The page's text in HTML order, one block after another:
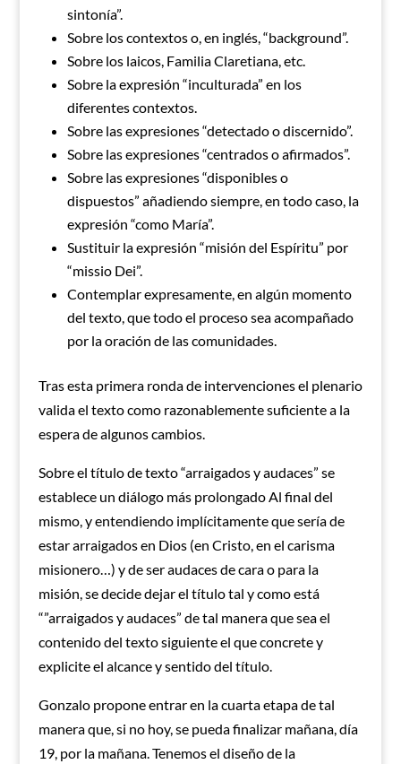
sintonía”.
Sobre los contextos o, en inglés, “background”.
Sobre los laicos, Familia Claretiana, etc.
Sobre la expresión “inculturada” en los
diferentes contextos.
Sobre las expresiones “detectado o discernido”.
Sobre las expresiones “centrados o afirmados”.
Sobre las expresiones “disponibles o
dispuestos” añadiendo siempre, en todo caso, la
expresión “como María”.
Sustituir la expresión “misión del Espíritu” por
“missio Dei”.
Contemplar expresamente, en algún momento
del texto, que todo el proceso sea acompañado
por la oración de las comunidades.
Tras esta primera ronda de intervenciones el plenario
valida el texto como razonablemente suficiente a la
espera de algunos cambios.
Sobre el título de texto “arraigados y audaces” se
establece un diálogo más prolongado Al final del
mismo, y entendiendo implícitamente que sería de
estar arraigados en Dios (en Cristo, en el carisma
misionero…) y de ser audaces de cara o para la
misión, se decide dejar el título tal y como está
“”arraigados y audaces” de tal manera que sea el
contenido del texto siguiente el que concrete y
explicite el alcance y sentido del título.
Gonzalo propone entrar en la cuarta etapa de tal
manera que, si no hoy, se pueda finalizar mañana, día
19, por la mañana. Tenemos el diseño de la